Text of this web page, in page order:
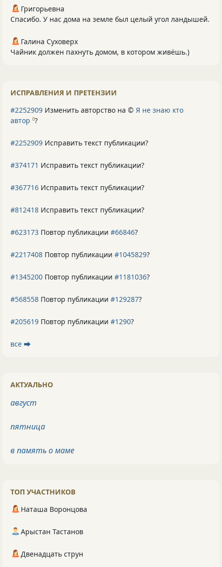
Григорьевна
Спасибо. У нас дома на земле был целый угол ландышей.
Галина Суховерх
Чайник должен пахнуть домом, в котором живёшь.)
ИСПРАВЛЕНИЯ И ПРЕТЕНЗИИ
#2252909 Изменить авторство на © Я не знаю кто
автор 0?
#2252909 Исправить текст публикации?
#374171 Исправить текст публикации?
#367716 Исправить текст публикации?
#812418 Исправить текст публикации?
#623173 Повтор публикации #66846?
#2217408 Повтор публикации #1045829?
#1345200 Повтор публикации #1181036?
#568558 Повтор публикации #129287?
#205619 Повтор публикации #1290?
все ⮕
АКТУАЛЬНО
август
пятница
в память о маме
ТОП УЧАСТНИКОВ
Наташа Воронцова
Арыстан Тастанов
Двенадцать струн